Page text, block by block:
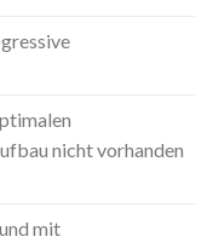
nicht vorhanden
mit